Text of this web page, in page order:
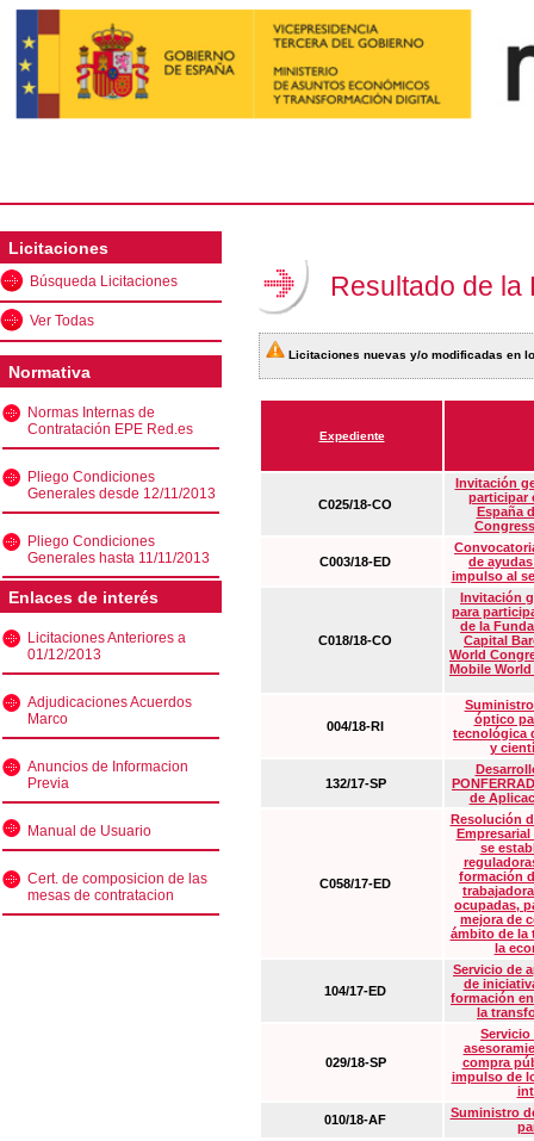
Licitaciones
Búsqueda Licitaciones
Ver Todas
Normativa
Normas Internas de
Contratación EPE Red.es
Pliego Condiciones
Generales desde 12/11/2013
Pliego Condiciones
Generales hasta 11/11/2013
Enlaces de interés
Licitaciones Anteriores a
01/12/2013
Adjudicaciones Acuerdos
Marco
Anuncios de Informacion
Previa
Manual de Usuario
Cert. de composicion de las
mesas de contratacion
Resultado de la
Licitaciones nuevas y/o modificadas en
Expediente
C025/18-CO
Invitación
participar
España
C003/18-ED
de
impulso al
C018/18-CO
Invitación
para
de la
Capital
World
Mobile
004/18-RI
óptico
tecnológica
y
132/17-SP
de
C058/17-ED
Resolución
Empresarial
se
formación
ocupadas,
mejora de
ámbito de la
la
104/17-ED
Servicio de
de
formación
la
029/18-SP
Servicio
compra
impulso de
010/18-AF
Suministro